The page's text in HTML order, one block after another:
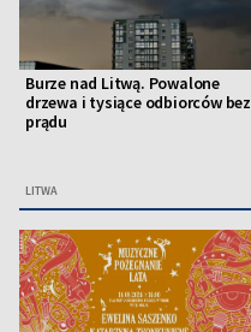
Burze nad Litwą. Powalone
drzewa i tysiące odbiorców bez
prądu
LITWA